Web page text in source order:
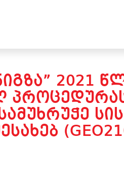
2021